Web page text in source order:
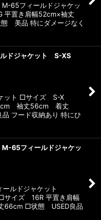
65フィールドジャケッ
置き肩幅52cm×袖丈
美品 特にダメージなく
ドジャケット S-XS
ット □サイズ S-X
袖丈56cm 着丈
フード収納あり 特にひ
65フィールドジャケッ
ルドジャケット
サイズ 16R 平置き肩幅
66cm □状態 USED良品